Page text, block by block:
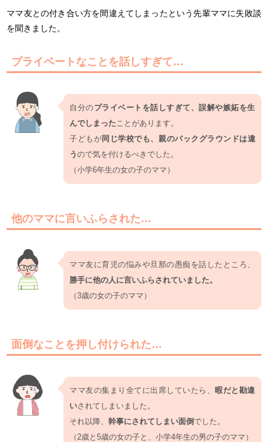
ママ友との付き合い方を間違えてしまったという先輩ママに失敗談
を聞きました。
プライベートなことを話しすぎて…
自分のプライベートを話しすぎて、誤解や嫉妬を生
んでしまった ことがあります。
子どもが同じ学校でも、親のバックグラウンドは違
うので気を付けるべきでした。
（小学6年生の女の子のママ）
他のママに言いふらされた…
ママ友に育児の悩みや旦那の愚痴を話したところ、
勝手に他の人に言いふらされていました。
（3歳の女の子のママ）
面倒なことを押し付けられた…
ママ友の集まり全てに出席していたら、
暇だと勘違
いされてしまいました。
それ以降、幹事にされてしまい面倒でした。
（2歳と5歳の女の子と、小学4年生の男の子のママ）